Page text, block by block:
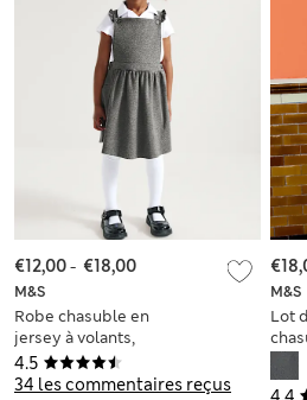
4.5
34 les commentaires reçus
M&S
Robe chasuble en
jersey à volants,
idéale pour l’école
(du 2 au 12 ans)
€12,00- €18,00
M&S
Lot
pour